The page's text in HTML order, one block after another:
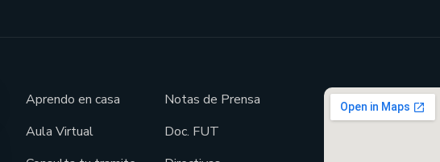
Aprendo en casa
Aula Virtual
Notas de Prensa
Doc. FUT